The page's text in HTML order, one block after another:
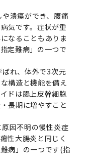
潰瘍ができ、腹痛
気です。症状が重
なることもありま
定難病」の一つで
れ、体外で3次元
構造と機能を備え
ドは腸上皮幹細胞
長期に増やすこと
因不明の慢性炎症
性大腸炎と同じく
病」の一つです(指